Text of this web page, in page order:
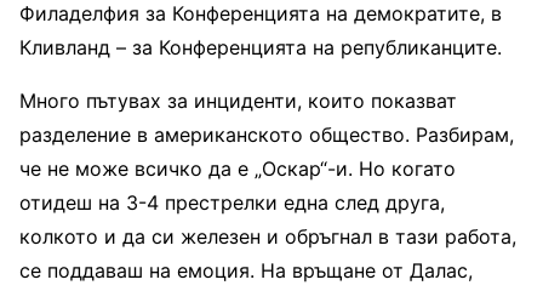
Филаделфия за Конференцията на демократите, в
Кливланд – за Конференцията на републиканците.
Много пътувах за инциденти, които показват
разделение в американското общество. Разбирам,
че не може всичко да е „Оскар“-и. Но когато
отидеш на 3-4 престрелки една след друга,
колкото и да си железен и обръгнал в тази работа,
се поддаваш на емоция. На връщане от Далас,